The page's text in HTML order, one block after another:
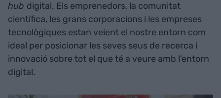
hub digital. Els emprenedors, la comunitat
científica, les grans corporacions i les empreses
tecnològiques estan veient el nostre entorn com
ideal per posicionar les seves seus de recerca i
innovació sobre tot el que té a veure amb l’entorn
digital.